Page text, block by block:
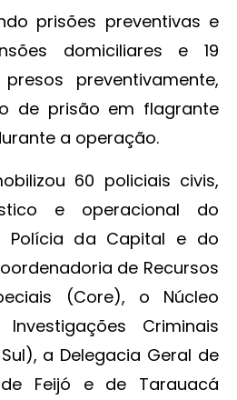
prisões preventivas e
domiciliares e 19
preventivamente,
de prisão em flagrante
a operação.
60 policiais civis,
e operacional do
Polícia da Capital e do
de Recursos
(Core), o Núcleo
Criminais
a Delegacia Geral de
de Feijó e de Tarauacá